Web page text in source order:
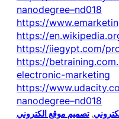
nanodegree–nd018
https://
https://
https://iiegypt.com/
https://
electronic-marketing
https://
nanodegree–nd018
, تصميم موقع الكتروني